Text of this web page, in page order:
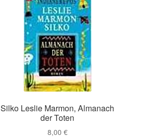
Silko Leslie Marmon, Almanach
der Toten
8,00 €